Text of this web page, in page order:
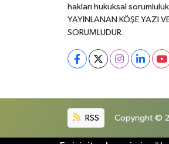
hakları hukuksal
YAYINLANAN KÖŞE YAZI
SORUMLUDUR.
RSS Copyright ©